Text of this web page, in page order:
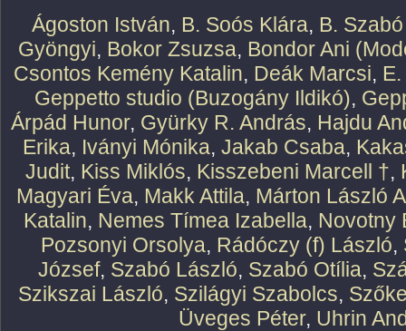
Ágoston István, B. Soós Klára, B.
Gyöngyi, Bokor Zsuzsa, Bondor Ani
Csontos Kemény Katalin, Deák Marcsi,
Geppetto studio (Buzogány Ildikó),
Árpád Hunor, Gyürky R. András, Hajdu
Erika, Iványi Mónika, Jakab Csaba,
Judit, Kiss Miklós, Kisszebeni Marcell †,
Magyari Éva, Makk Attila, Márton László
Katalin, Nemes Tímea Izabella, Novotny
Pozsonyi Orsolya, Rádóczy (f) László,
József, Szabó László, Szabó Otília,
Szikszai László, Szilágyi Szabolcs,
Üveges Péter, Uhrin